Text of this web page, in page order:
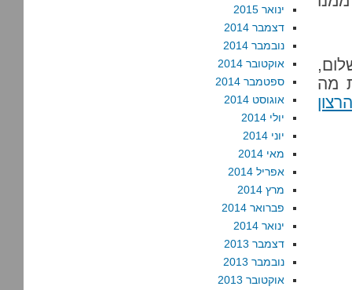
מה
ינואר 2015
דצמבר 2014
נובמבר 2014
אוקטובר 2014
ספטמבר 2014
אוגוסט 2014
יולי 2014
יוני 2014
מאי 2014
אפריל 2014
מרץ 2014
פברואר 2014
ינואר 2014
דצמבר 2013
נובמבר 2013
אוקטובר 2013